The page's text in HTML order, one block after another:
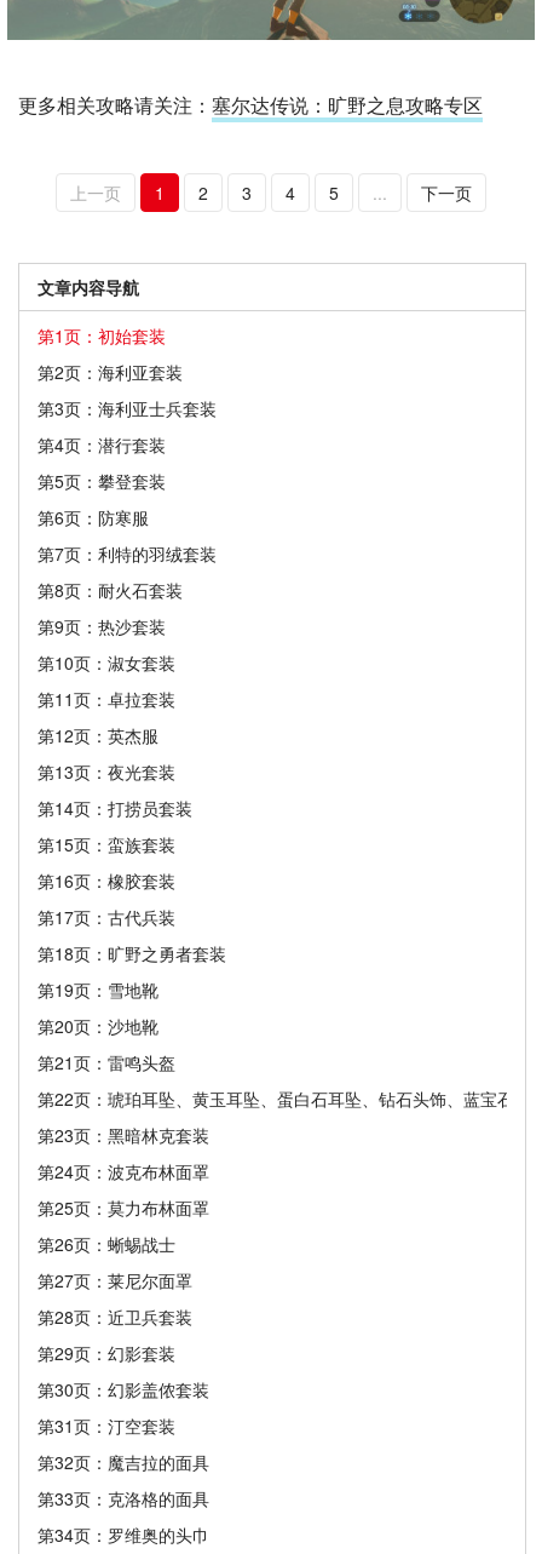
更多相关攻略请关注： 塞尔达传说：旷野之息攻略专区
上一页 1 2 3 4 5 ... 下一页
文章内容导航
第1页：初始套装
第2页：海利亚套装
第3页：海利亚士兵套装
第4页：潜行套装
第5页：攀登套装
第6页：防寒服
第7页：利特的羽绒套装
第8页：耐火石套装
第9页：热沙套装
第10页：淑女套装
第11页：卓拉套装
第12页：英杰服
第13页：夜光套装
第14页：打捞员套装
第15页：蛮族套装
第16页：橡胶套装
第17页：古代兵装
第18页：旷野之勇者套装
第19页：雪地靴
第20页：沙地靴
第21页：雷鸣头盔
第22页：琥珀耳坠、黄玉耳坠、蛋白石耳坠、钻石头饰、蓝宝石头
第23页：黑暗林克套装
第24页：波克布林面罩
第25页：莫力布林面罩
第26页：蜥蜴战士
第27页：莱尼尔面罩
第28页：近卫兵套装
第29页：幻影套装
第30页：幻影盖侬套装
第31页：汀空套装
第32页：魔吉拉的面具
第33页：克洛格的面具
第34页：罗维奥的头巾